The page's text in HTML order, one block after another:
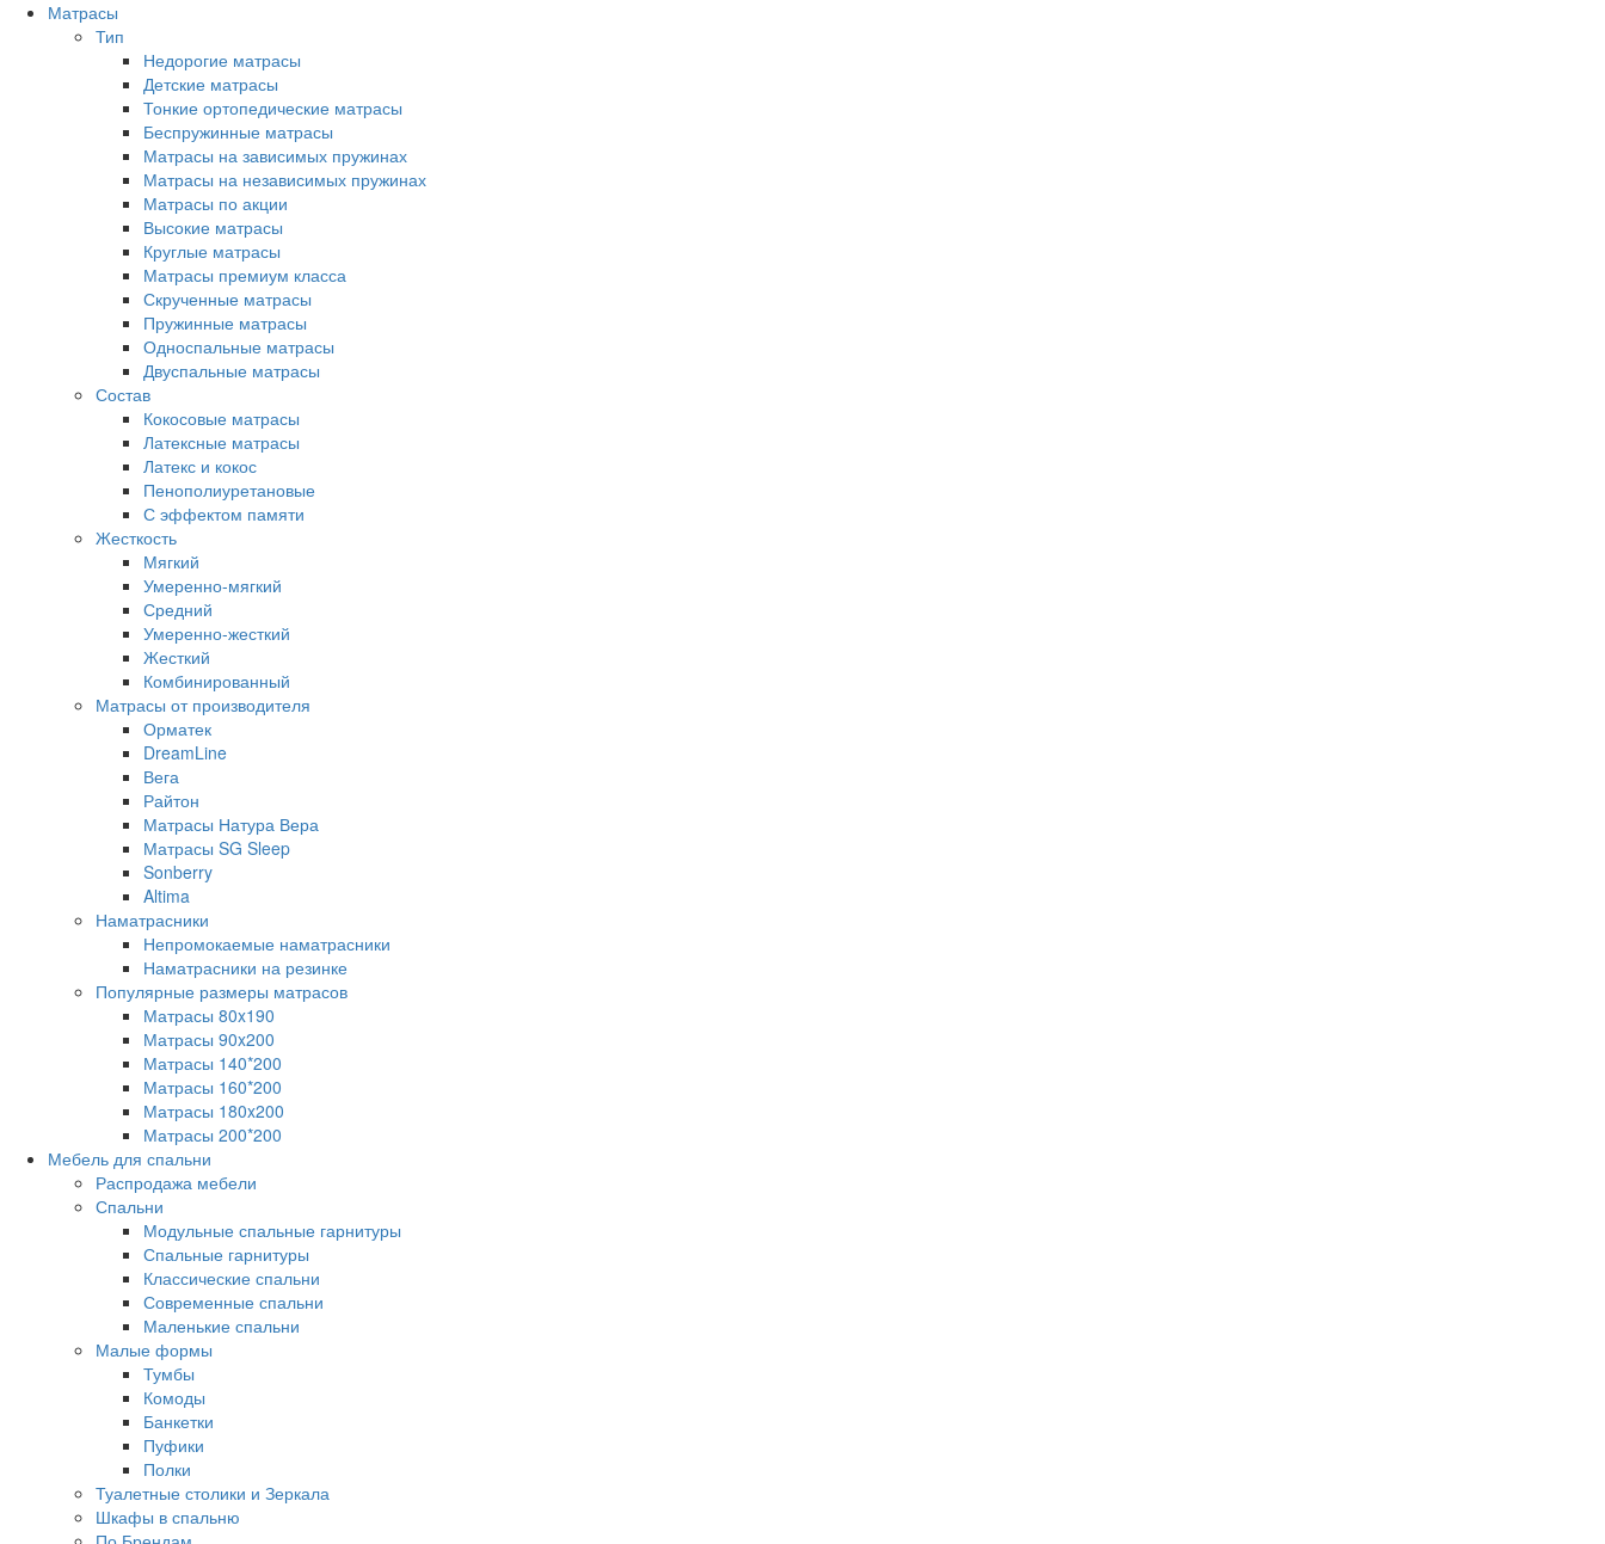
Матрасы
Тип
Недорогие матрасы
Детские матрасы
Тонкие ортопедические матрасы
Беспружинные матрасы
Матрасы на зависимых пружинах
Матрасы на независимых пружинах
Матрасы по акции
Высокие матрасы
Круглые матрасы
Матрасы премиум класса
Скрученные матрасы
Пружинные матрасы
Односпальные матрасы
Двуспальные матрасы
Состав
Кокосовые матрасы
Латексные матрасы
Латекс и кокос
Пенополиуретановые
С эффектом памяти
Жесткость
Мягкий
Умеренно-мягкий
Средний
Умеренно-жесткий
Жесткий
Комбинированный
Матрасы от производителя
Орматек
DreamLine
Вега
Райтон
Матрасы Натура Вера
Матрасы SG Sleep
Sonberry
Altima
Наматрасники
Непромокаемые наматрасники
Наматрасники на резинке
Популярные размеры матрасов
Матрасы 80x190
Матрасы 90x200
Матрасы 140*200
Матрасы 160*200
Матрасы 180x200
Матрасы 200*200
Мебель для спальни
Распродажа мебели
Спальни
Модульные спальные гарнитуры
Спальные гарнитуры
Классические спальни
Современные спальни
Маленькие спальни
Малые формы
Тумбы
Комоды
Банкетки
Пуфики
Полки
Туалетные столики и Зеркала
Шкафы в спальню